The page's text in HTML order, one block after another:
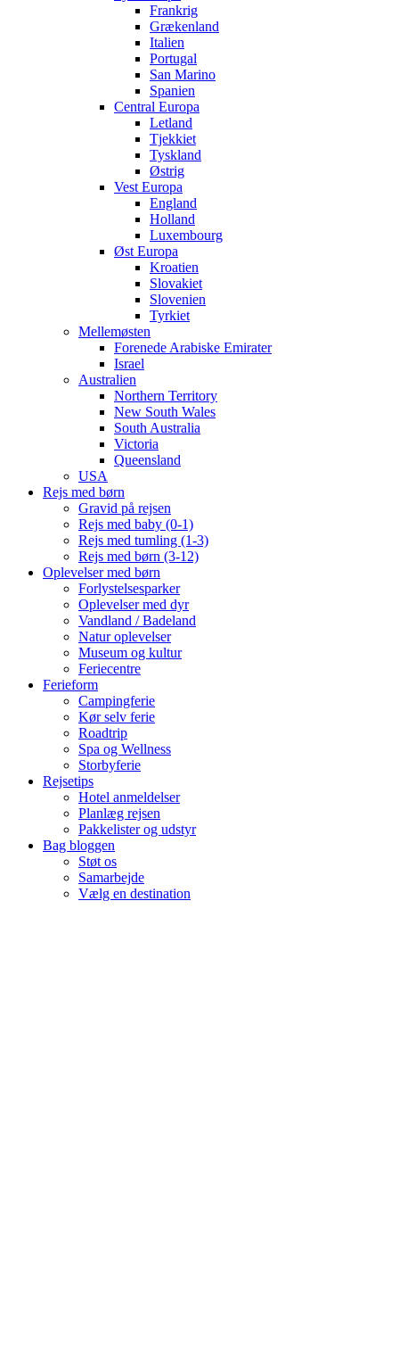
Frankrig
Grækenland
Italien
Portugal
San Marino
Spanien
Central Europa
Letland
Tjekkiet
Tyskland
Østrig
Vest Europa
England
Holland
Luxembourg
Øst Europa
Kroatien
Slovakiet
Slovenien
Tyrkiet
Mellemøsten
Forenede Arabiske Emirater
Israel
Australien
Northern Territory
New South Wales
South Australia
Victoria
Queensland
USA
Rejs med børn
Gravid på rejsen
Rejs med baby (0-1)
Rejs med tumling (1-3)
Rejs med børn (3-12)
Oplevelser med børn
Forlystelsesparker
Oplevelser med dyr
Vandland / Badeland
Natur oplevelser
Museum og kultur
Feriecentre
Ferieform
Campingferie
Kør selv ferie
Roadtrip
Spa og Wellness
Storbyferie
Rejsetips
Hotel anmeldelser
Planlæg rejsen
Pakkelister og udstyr
Bag bloggen
Støt os
Samarbejde
Vælg en destination